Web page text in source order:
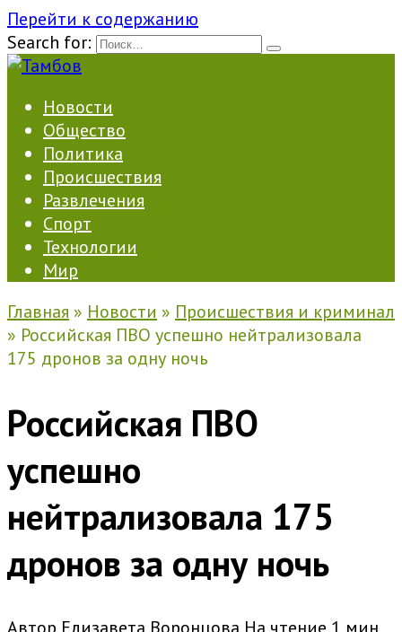
Перейти к содержанию
Search for:
Новости
Общество
Политика
Происшествия
Развлечения
Спорт
Технологии
Мир
Главная » Новости » Происшествия и криминал
» Российская ПВО успешно нейтрализовала
175 дронов за одну ночь
Российская ПВО
успешно
нейтрализовала 175
дронов за одну ночь